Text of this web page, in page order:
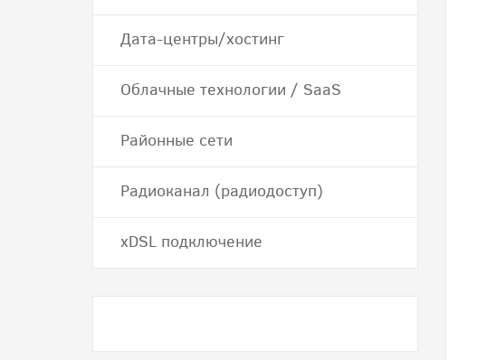
Дата-центры/хостинг
Облачные технологии / SaaS
Районные сети
Радиоканал (радиодоступ)
хDSL подключение